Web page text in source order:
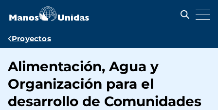
contenido
Ruta
navegación
Proyectos
Alimentación, Agua y
Organización para el
desarrollo de Comunidades